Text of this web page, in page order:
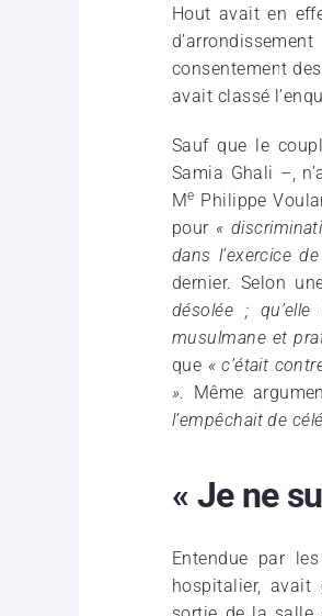
Hout avait en
consentement
avait classé
Sauf que le
Samia Ghali –,
Me Philippe
pour «
dans l’exercice
dernier. Selon
désolée ;
musulmane et
que « c’était
». Même
l’empêchait de
« Je ne
Entendue par
hospitalier, avait